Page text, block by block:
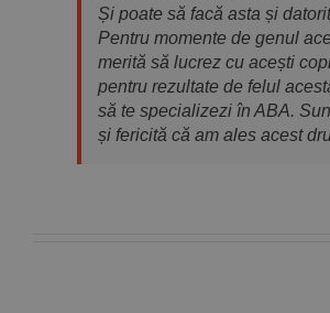
Și poate să facă asta și
Pentru momente de genul
merită să lucrez cu acești
pentru rezultate de felul
să te specializezi în ABA.
și fericită că am ales acest